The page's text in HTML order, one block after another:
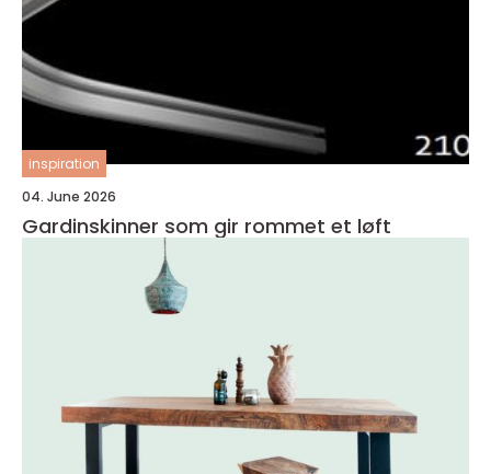
inspiration
04. June 2026
Gardinskinner som gir rommet et løft